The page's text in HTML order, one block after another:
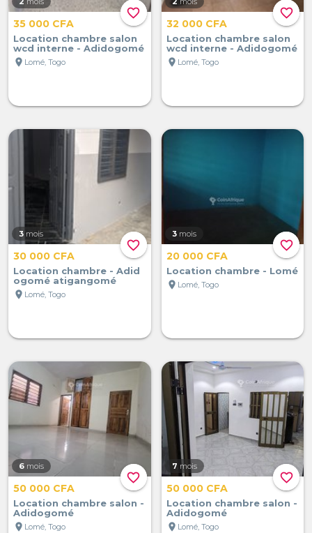
favorite_border
35 000 CFA
Location chambre salon
wcd interne - Adidogomé
location_on Lomé, Togo
favorite_border
32 000 CFA
Location chambre salon
wcd interne - Adidogomé
location_on Lomé, Togo
favorite_border
3 mois
30 000 CFA
Location chambre - Adid
ogomé atigangomé
location_on Lomé, Togo
favorite_border
3 mois
20 000 CFA
Location chambre - Lomé
location_on Lomé, Togo
favorite_border
6 mois
50 000 CFA
Location chambre salon -
Adidogomé
location_on Lomé, Togo
favorite_border
7 mois
50 000 CFA
Location chambre salon -
Adidogomé
location_on Lomé, Togo